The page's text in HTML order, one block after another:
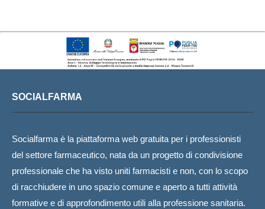
SOCIALFARMA
Socialfarma è la piattaforma web gratuita per i professionisti
del settore farmaceutico, nata da un progetto di condivisione
professionale che ha visto uniti farmacisti e non, con lo scopo
di racchiudere in uno spazio comune e aperto a tutti attività
formative e di approfondimento utili alla professione sanitaria.